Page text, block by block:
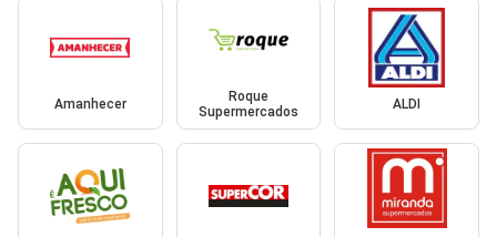
Amanhecer
Roque
Supermercados
ALDI